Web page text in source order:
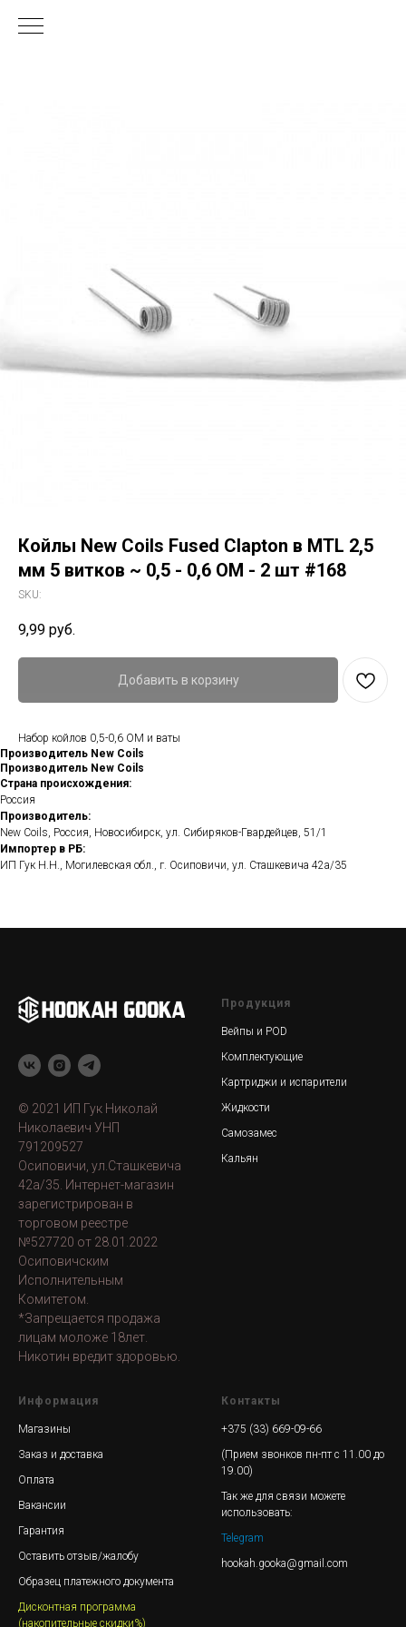
Койлы New Coils Fused Clapton в MTL 2,5
мм 5 витков ~ 0,5 - 0,6 ОМ - 2 шт #168
SKU:
9,99 руб.
Добавить в корзину
Набор койлов 0,5-0,6 ОМ и ваты
Производитель New Coils
Производитель New Coils
Страна происхождения:
Россия
Производитель:
New Coils, Россия, Новосибирск, ул. Сибиряков-Гвардейцев, 51/1
Импортер в РБ:
ИП Гук Н.Н., Могилевская обл., г. Осиповичи, ул. Сташкевича 42а/35
© 2021 ИП Гук Николай
Николаевич УНП
791209527
Осиповичи, ул.Сташкевича
42а/35. Интернет-магазин
зарегистрирован в
торговом реестре
№527720 от 28.01.2022
Осиповичским
Исполнительным
Комитетом.
*Запрещается продажа
лицам моложе 18лет.
Никотин вредит здоровью.
Продукция
Вейпы и POD
Комплектующие
Картриджи и испарители
Жидкости
Самозамес
Кальян
Информация
Магазины
Заказ и доставка
Оплата
Вакансии
Гарантия
Оставить отзыв/жалобу
Образец платежного документа
Дисконтная программа
(накопительные скидки%)
Контакты
+375 (33) 669-09-66
(Прием звонков пн-пт с 11.00 до
19.00)
Так же для связи можете
использовать:
Telegram
hookah.gooka@gmail.com